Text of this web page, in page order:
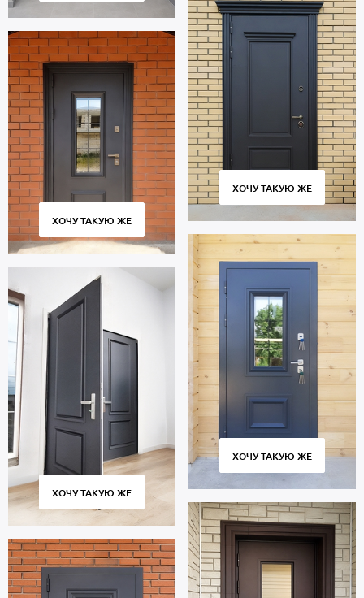
ХОЧУ ТАКУЮ ЖЕ
ХОЧУ ТАКУЮ ЖЕ
ХОЧУ ТАКУЮ ЖЕ
ХОЧУ ТАКУЮ ЖЕ